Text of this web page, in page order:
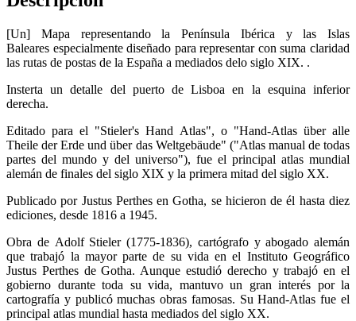
[Un] Mapa representando la Península Ibérica y las Islas
Baleares especialmente diseñado para representar con suma claridad
las rutas de postas de la España a mediados delo siglo XIX. .
Insterta un detalle del puerto de Lisboa en la esquina inferior
derecha.
Editado para el "Stieler's Hand Atlas", o "Hand-Atlas über alle
Theile der Erde und über das Weltgebäude" ("Atlas manual de todas
partes del mundo y del universo"), fue el principal atlas mundial
alemán de finales del siglo XIX y la primera mitad del siglo XX.
Publicado por Justus Perthes en Gotha, se hicieron de él hasta diez
ediciones, desde 1816 a 1945.
Obra de Adolf Stieler (1775-1836), cartógrafo y abogado alemán
que trabajó la mayor parte de su vida en el Instituto Geográfico
Justus Perthes de Gotha. Aunque estudió derecho y trabajó en el
gobierno durante toda su vida, mantuvo un gran interés por la
cartografía y publicó muchas obras famosas. Su Hand-Atlas fue el
principal atlas mundial hasta mediados del siglo XX.